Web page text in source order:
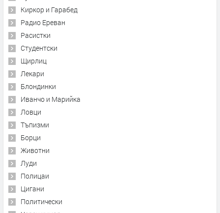
Киркор и Гарабед
Радио Ереван
Расистки
Студентски
Щирлиц
Лекари
Блондинки
Иванчо и Марийка
Ловци
Тъпизми
Борци
Животни
Луди
Полицаи
Цигани
Политически